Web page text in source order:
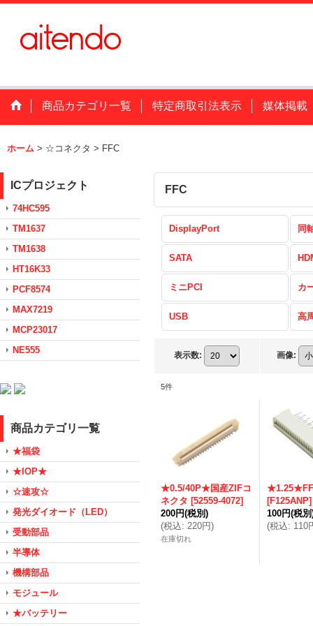
商品カテゴリ一覧 特定商取引法表示 媒体掲載
ホーム > ☆コネクタ > FFC
ICプロジェクト
74HC595
TM1637
TM1638
HT16K33
PCF8574
MAX7219
MCP23017
NE555
商品カテゴリ一覧
★福袋
★IOP★
☆速攻☆
発光ダイオード（LED）
受動部品
半導体
機構部品
モジュール
★バッテリー
FFC
DisplayPort 同
SATA
ミニPCI カ
USB 高
表示数: 画像:
5件
★0.5/40P★国産ZIFコ
ネクタ [52559-4072]
200円(税別)
(税込: 220円)
在庫切れ
[F125ANP]
100円(税別
(税込: 110